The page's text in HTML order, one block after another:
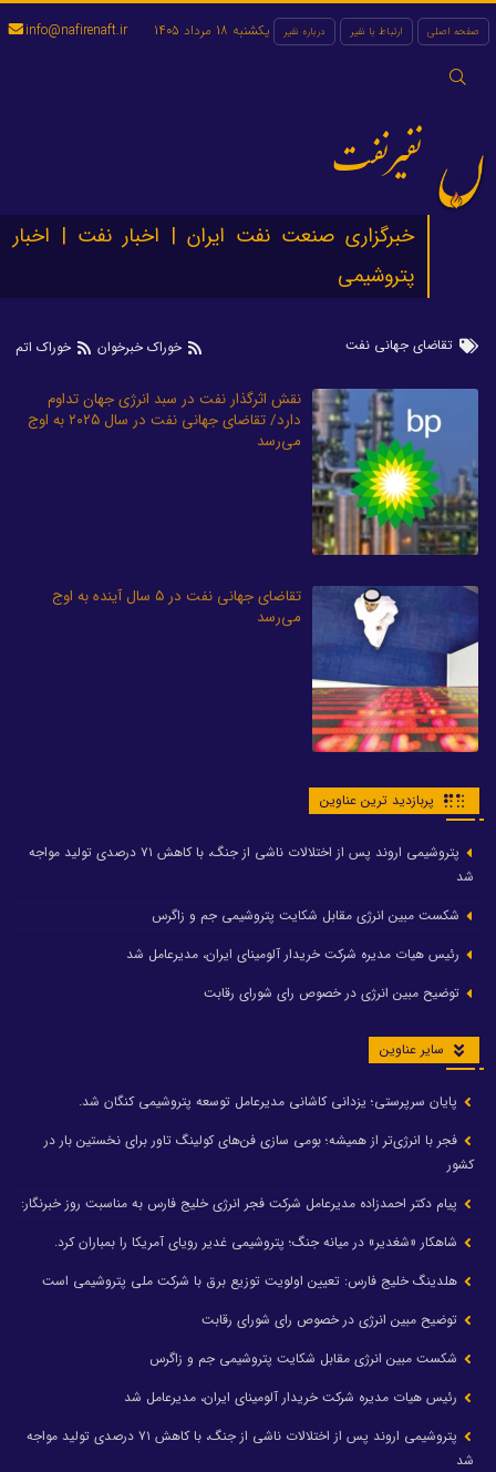
صفحه اصلی ارتباط با نفیر درباره نفیر
جستجو
یکشنبه 18 مرداد 1405 info@nafirenaft.ir
نفیرنفت
خبرگزاری صنعت نفت ایران | اخبار نفت | اخبار
پتروشیمی
تقاضای جهانی نفت خوراک خبرخوان خوراک اتم
نقش اثرگذار نفت در سبد انرژی جهان تداوم
دارد/ تقاضای جهانی نفت در سال ۲۰۲۵ به اوج
می‌رسد
تقاضای جهانی نفت در ۵ سال آینده به اوج
می‌رسد
پربازدید ترین عناوین
پتروشیمی اروند پس از اختلالات ناشی از جنگ، با کاهش ۷۱ درصدی تولید مواجه
شد
شکست مبین انرژی مقابل شکایت پتروشیمی جم و زاگرس
رئیس هیات مدیره شرکت خریدار آلومینای ایران، مدیرعامل شد
توضیح مبین انرژی در خصوص رای شورای رقابت
سایر عناوین
پایان سرپرستی؛ یزدانی کاشانی مدیرعامل توسعه پتروشیمی کنگان شد.
فجر با انرژی‌تر از همیشه؛ بومی سازی فن‌های کولینگ تاور برای نخستین بار در
کشور
پیام دکتر احمدزاده مدیرعامل شرکت فجر انرژی خلیج فارس به مناسبت روز خبرنگار:
شاهکار «شغدیر» در میانه جنگ؛ پتروشیمی غدیر رویای آمریکا را بمباران کرد.
هلدینگ خلیج فارس: تعیین اولویت توزیع برق با شرکت ملی پتروشیمی است
توضیح مبین انرژی در خصوص رای شورای رقابت
شکست مبین انرژی مقابل شکایت پتروشیمی جم و زاگرس
رئیس هیات مدیره شرکت خریدار آلومینای ایران، مدیرعامل شد
پتروشیمی اروند پس از اختلالات ناشی از جنگ، با کاهش ۷۱ درصدی تولید مواجه
شد